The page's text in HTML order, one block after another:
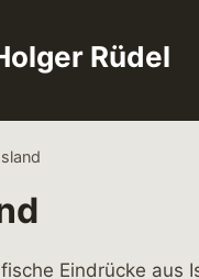
Rüdel
Eindrücke aus